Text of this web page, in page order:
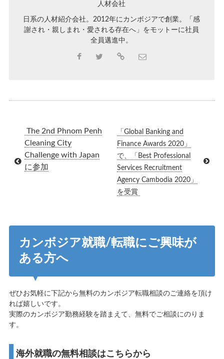
人材会社
日系の人材紹介会社。2012年にカンボジアで創業。「感
謝され・親しまれ・愛される存在へ」をモットーに社員
全員邁進中。
The 2nd Phnom Penh
Cleaning City
Challenge with Japan
に参加
「Global Banking and
Finance Awards 2020」
で、「Best Professional
Services Recruitment
Agency Cambodia 2020」
を受賞
カンボジア就職/転職にご興味が
ある方へ
ぜひお気軽に下記から無料のカンボジア転職相談のご連絡を頂け
れば嬉しいです。
実際のカンボジア勤務経験を踏まえて、無料でご相談にのりま
す。
海外就職の無料相談はこちらから